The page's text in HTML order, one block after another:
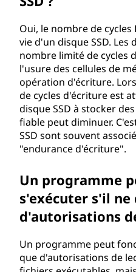
Oui, le nombre de
vie d'un disque SSD. Les
nombre limité de cycles
l'usure des cellules de
opération d'écriture.
de cycles d'écriture est
disque SSD à stocker
fiable peut diminuer.
SSD sont souvent
"endurance d'écriture".
Un programme
s'exécuter s'il ne
d'autorisations
Un programme peut
que d'autorisations de